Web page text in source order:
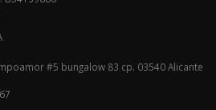
#5 bungalow 83 cp. 03540 Alicante